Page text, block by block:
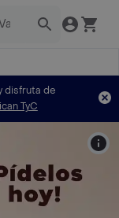
disfruta de
TyC